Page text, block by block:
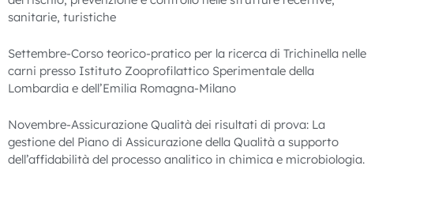
sanitarie, turistiche
Settembre-Corso teorico-pratico per la ricerca di Trichinella nelle
carni presso Istituto Zooprofilattico Sperimentale della
Lombardia e dell’Emilia Romagna-Milano
Novembre-Assicurazione Qualità dei risultati di prova: La
gestione del Piano di Assicurazione della Qualità a supporto
dell’affidabilità del processo analitico in chimica e microbiologia.